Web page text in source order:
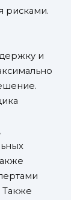
рисками.
и
Также